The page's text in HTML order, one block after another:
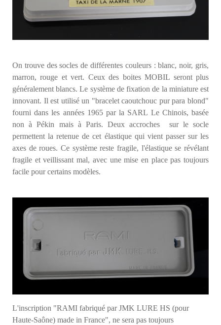
On trouve des socles de différentes couleurs : blanc, noir, gris,
marron, rouge et vert. Ceux des boites MOBIL seront plus
généralement blancs. Le système de fixation de la miniature est
innovant. Il est utilisé un "bracelet caoutchouc pur para blond"
fourni dans les années 1965 par la SARL Le Chinois, basée
non à Pékin mais à Paris. Deux accroches sur le socle
permettent la retenue de cet élastique qui vient passer sur les
axes de roues. Ce système reste fragile, l'élastique se révélant
fragile et veillissant mal, avec une mise en place pas toujours
facile pour certains modèles.
L'inscription "RAMI fabriqué par JMK LURE HS (pour
Haute-Saône) made in France", ne sera pas toujours